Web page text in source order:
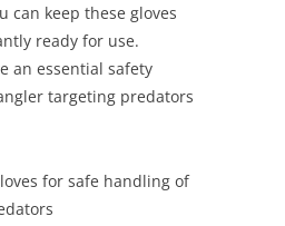
can keep these gloves
ready for use.
an essential safety
targeting predators
for safe handling of